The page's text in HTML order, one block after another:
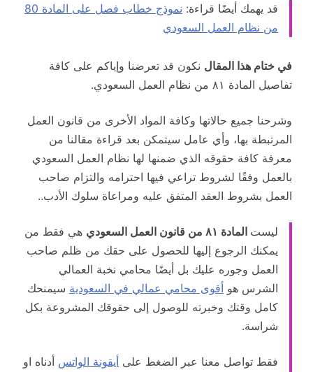
قد يهمك أيضًا قراءة:
نموذج خطاب فصل على المادة 80
من نظام العمل السعودي
في ختام هذا المقال نكون قد تعرضنا وإياكم على كافة
تفاصيل المادة ٨١ من نظام العمل السعودي.
وشرحنا جميع حالاتها وكافة المواد الأخرى من قانون العمل
المرتبطة بها، وأي عامل سيتمكن بعد قراءة مقالنا من
معرفة كافة حقوقه الذي ضمنها لها نظام العمل السعودي
بالعمل وفقًا لشروط تراعي فيها احترامه والتزام صاحب
العمل بشروط العقد المتفق عليه ومراعاة سلوك الأدب..
ليست المادة ٨١ من قانون العمل السعودي
هي فقط من
يمكنك الرجوع إليها للحصول على حقك من ظلم صاحب
العمل وجوره عليك بل أيضًا محامي نخبة العمالي
الشرس هو أقوى محامي عمالي في السعودية سيمنحك
كامل وقتك وخبرته للوصول إلى حقوقك المشروعة بكل
شراسة.
فقط تواصل معنا عبر الضغط على أيقونة الواتس أدناه او